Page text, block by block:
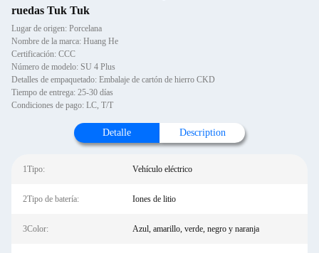
ruedas Tuk Tuk
Lugar de origen: Porcelana
Nombre de la marca: Huang He
Certificación: CCC
Número de modelo: SU 4 Plus
Detalles de empaquetado: Embalaje de cartón de hierro CKD
Tiempo de entrega: 25-30 días
Condiciones de pago: LC, T/T
Detalle Description
1Tipo: Vehículo eléctrico
2Tipo de batería: Iones de litio
3Color: Azul, amarillo, verde, negro y naranja